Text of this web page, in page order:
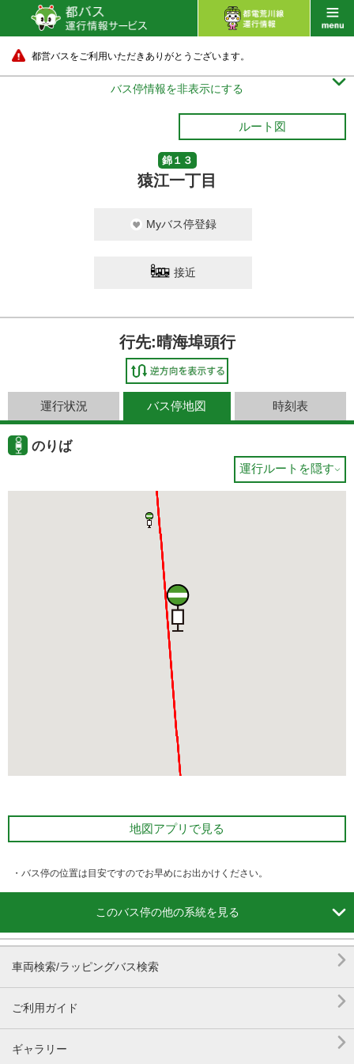
都営バスをご利用いただきありがとうございます。
バス停情報を非表示にする 
ルート図
錦１３
猿江一丁目
Myバス停登録
接近
行先:晴海埠頭行
運行状況 バス停地図 時刻表
のりば
運行ルートを隠す
地図アプリで見る
・バス停の位置は目安ですのでお早めにお出かけください。
このバス停の他の系統を見る 
車両検索/ラッピングバス検索 
ご利用ガイド 
ギャラリー 